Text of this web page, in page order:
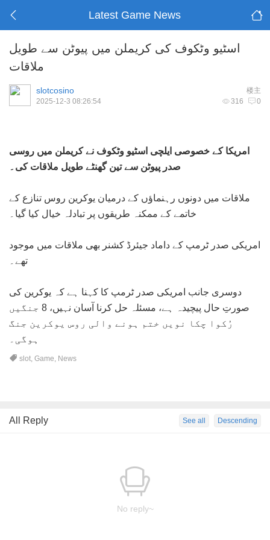
Latest Game News
اسٹیو وٹکوف کی کریملن میں پیوٹن سے طویل
ملاقات
楼主
slotcosino
316 0
2025-12-3 08:26:54
امریکا کے خصوصی ایلچی اسٹیو وٹکوف نے کریملن میں روسی
صدر پیوٹن سے تین گھنٹے طویل ملاقات کی۔
ملاقات میں دونوں رہنماؤں کے درمیان یوکرین روس تنازع کے
خاتمے کے ممکنہ طریقوں پر تبادلہ خیال کیا گیا۔
امریکی صدر ٹرمپ کے داماد جیئرڈ کشنر بھی ملاقات میں موجود
تھے۔
دوسری جانب امریکی صدر ٹرمپ کا کہنا ہے کہ یوکرین کی
صورتِ حال پیچیدہ ہے، مسئلہ حل کرنا آسان نہیں، 8 جنگیں
رُکوا چکا نویں ختم ہونے والی روس یوکرین جنگ
ہوگی۔
slot,Game, News
Descending
See all
All Reply
No reply~